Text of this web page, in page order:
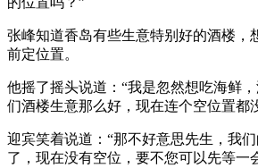
张峰知道香岛有些生意特别好的酒楼，
前定位置。
他摇了摇头说道：“我是忽然想吃海鲜
们酒楼生意那么好，现在连个空位置都
迎宾笑着说道：“那不好意思先生，我
了，现在没有空位，要不您可以先等一